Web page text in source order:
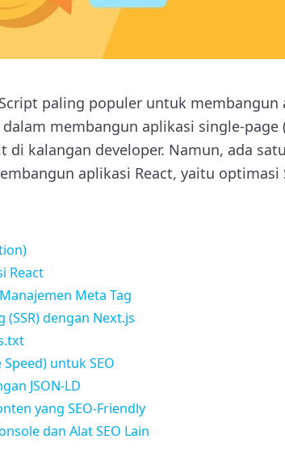
paling populer untuk membangun
membangun aplikasi single-page
kalangan developer. Namun, ada
aplikasi React, yaitu optimasi
React
Meta Tag
dengan Next.js
untuk SEO
JSON-LD
yang SEO-Friendly
dan Alat SEO Lain